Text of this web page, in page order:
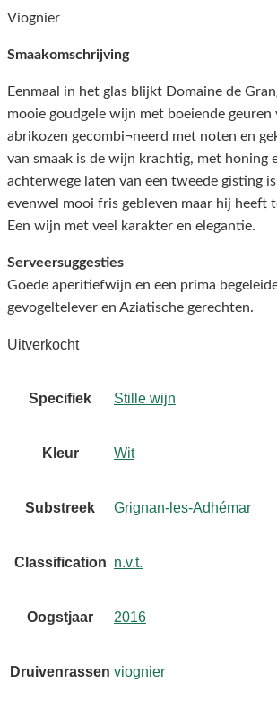
Viognier
Smaakomschrijving
Eenmaal in het glas blijkt Domaine de
mooie goudgele wijn met boeiende geuren
abrikozen gecombi¬neerd met noten en
van smaak is de wijn krachtig, met honing
achterwege laten van een tweede gisting
evenwel mooi fris gebleven maar hij heeft
Een wijn met veel karakter en elegantie.
Serveersuggesties
Goede aperitiefwijn en een prima
gevogeltelever en Aziatische gerechten.
Uitverkocht
Specifiek Stille wijn
Kleur Wit
Substreek Grignan-les-Adhémar
Classification n.v.t.
Oogstjaar 2016
Druivenrassen viognier